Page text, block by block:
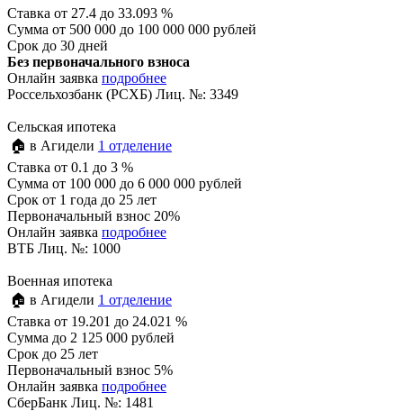
Ставка от 27.4 до 33.093 %
Сумма от 500 000 до 100 000 000 рублей
Срок до 30 дней
Без первоначального взноса
Онлайн заявка подробнее
Россельхозбанк (РСХБ) Лиц. №: 3349
Сельская ипотека
🏠 в Агидели 1 отделение
Ставка от 0.1 до 3 %
Сумма от 100 000 до 6 000 000 рублей
Срок от 1 года до 25 лет
Первоначальный взнос 20%
Онлайн заявка подробнее
ВТБ Лиц. №: 1000
Военная ипотека
🏠 в Агидели 1 отделение
Ставка от 19.201 до 24.021 %
Сумма до 2 125 000 рублей
Срок до 25 лет
Первоначальный взнос 5%
Онлайн заявка подробнее
СберБанк Лиц. №: 1481